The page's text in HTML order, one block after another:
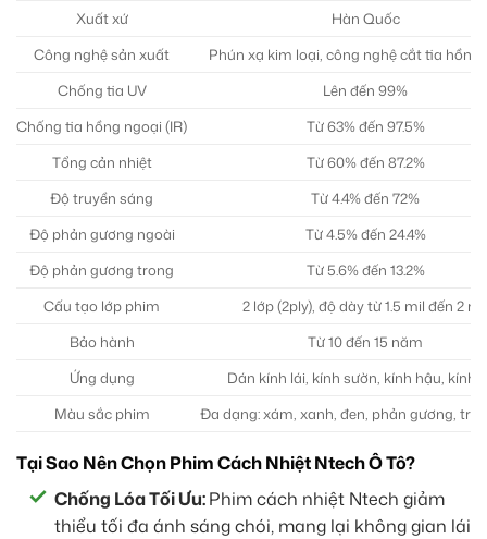
Xuất xứ
Hàn Quốc
Công nghệ sản xuất
Phún xạ kim loại, công nghệ cắt tia hồng
Chống tia UV
Lên đến 99%
Chống tia hồng ngoại (IR)
Từ 63% đến 97.5%
Tổng cản nhiệt
Từ 60% đến 87.2%
Độ truyền sáng
Từ 4.4% đến 72%
Độ phản gương ngoài
Từ 4.5% đến 24.4%
Độ phản gương trong
Từ 5.6% đến 13.2%
Cấu tạo lớp phim
2 lớp (2ply), độ dày từ 1.5 mil đến 2 mil
Bảo hành
Từ 10 đến 15 năm
Ứng dụng
Dán kính lái, kính sườn, kính hậu, kính
Màu sắc phim
Đa dạng: xám, xanh, đen, phản gương,
Tại Sao Nên Chọn Phim Cách Nhiệt Ntech Ô Tô?
Chống Lóa Tối Ưu:Phim cách nhiệt Ntech giảm
thiểu tối đa ánh sáng chói, mang lại không gian lái